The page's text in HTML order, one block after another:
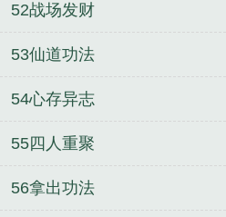
52战场发财
53仙道功法
54心存异志
55四人重聚
56拿出功法